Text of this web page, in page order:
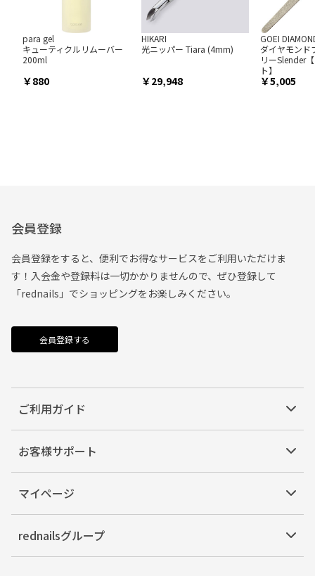
para gel
キューティクルリムーバー
200ml
880
HIKARI
光ニッパー Tiara (4mm)
29,948
GOEI
ダイヤモンド
リーSlender
ト】
5,005
会員登録
会員登録をすると、便利でお得なサービスをご利用いただけま
す！入会金や登録料は一切かかりませんので、ぜひ登録して
「rednails」でショッピングをお楽しみください。
会員登録する
ご利用ガイド
お客様サポート
マイページ
rednailsグループ